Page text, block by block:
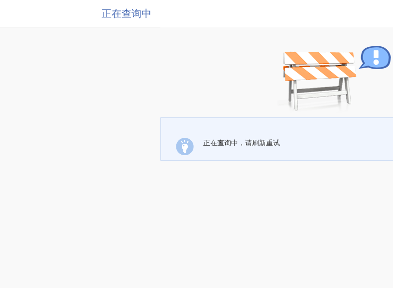
正在查询中
正在查询中，请刷新重试